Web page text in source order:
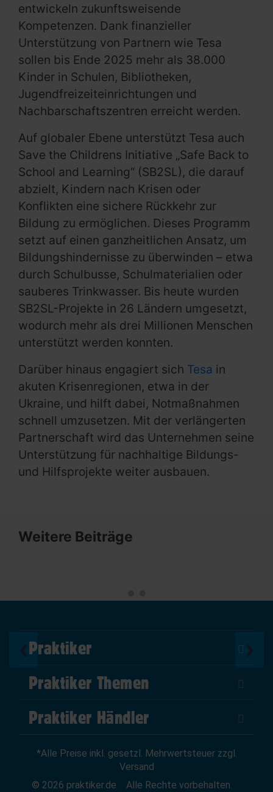
entwickeln zukunftsweisende
Kompetenzen. Dank finanzieller
Unterstützung von Partnern wie Tesa
sollen bis Ende 2025 mehr als 38.000
Kinder in Schulen, Bibliotheken,
Jugendfreizeiteinrichtungen und
Nachbarschaftszentren erreicht werden.
Auf globaler Ebene unterstützt Tesa auch
Save the Childrens Initiative „Safe Back to
School and Learning“ (SB2SL), die darauf
abzielt, Kindern nach Krisen oder
Konflikten eine sichere Rückkehr zur
Bildung zu ermöglichen. Dieses Programm
setzt auf einen ganzheitlichen Ansatz, um
Bildungshindernisse zu überwinden – etwa
durch Schulbusse, Schulmaterialien oder
sauberes Trinkwasser. Bis heute wurden
SB2SL-Projekte in 26 Ländern umgesetzt,
wodurch mehr als drei Millionen Menschen
unterstützt werden konnten.
Darüber hinaus engagiert sich Tesa in
akuten Krisenregionen, etwa in der
Ukraine, und hilft dabei, Notmaßnahmen
schnell umzusetzen. Mit der verlängerten
Partnerschaft wird das Unternehmen seine
Unterstützung für nachhaltige Bildungs-
und Hilfsprojekte weiter ausbauen.
Weitere Beiträge
❮ ❯
Praktiker
Über Uns
Impressum
AGB
Widerrufsrecht
Praktiker Themen
DIY Helden
Marktplatz
News
Praktiker Händler
Zum Händler-Login
Affiliate Partnerprogramm
*Alle Preise inkl. gesetzl. Mehrwertsteuer zzgl.
Versand
© 2026 praktiker.de
Alle Rechte vorbehalten.